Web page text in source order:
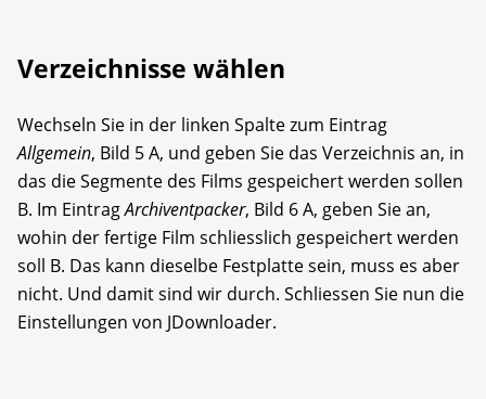
Verzeichnisse wählen
Wechseln Sie in der linken Spalte zum Eintrag
Allgemein, Bild 5 A, und geben Sie das Verzeichnis an, in
das die Segmente des Films gespeichert werden sollen
B. Im EintragArchiv­entpacker, Bild 6 A, geben Sie an,
wohin der fertige Film schliesslich gespeichert werden
soll B. Das kann dieselbe Festplatte sein, muss es aber
nicht. Und damit sind wir durch. Schliessen Sie nun die
Einstellungen von JDownloader.